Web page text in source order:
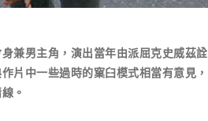
兼男主角，演出當年由派屈克史威茲詮
片中一些過時的窠臼模式相當有意見，
。